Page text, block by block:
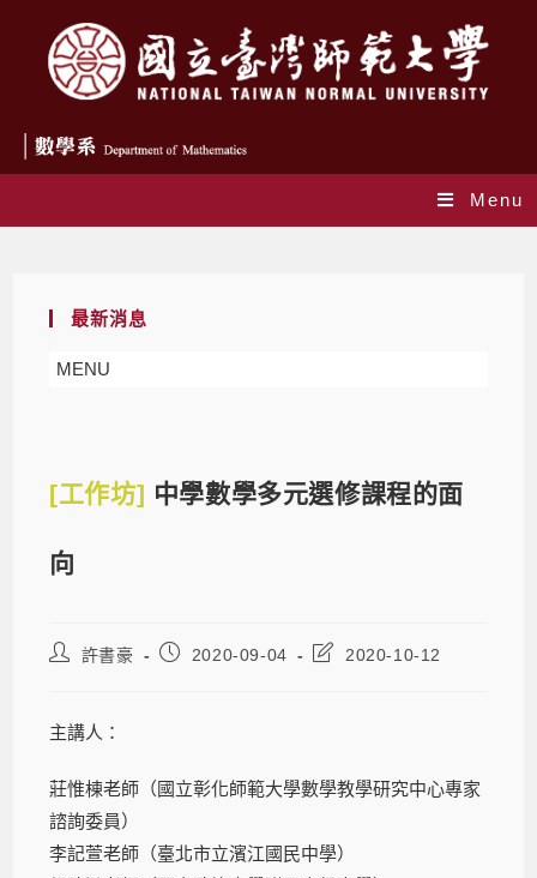
Menu
最新消息
MENU
[工作坊] 中學數學多元選修課程的面
向
許書豪 2020-09-04 2020-10-12
主講人：
莊惟棟老師（國立彰化師範大學數學教學研究中心專家
諮詢委員）
李記萱老師（臺北市立濱江國民中學）